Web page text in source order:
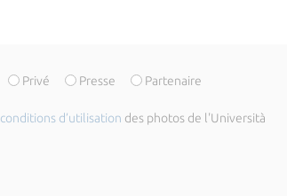
Privé Presse Partenaire
conditions d’utilisation des photos de l'Università